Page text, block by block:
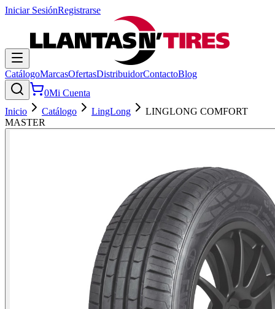
Iniciar SesiónRegistrarse
CatálogoMarcasOfertasDistribuidorContactoBlog
0Mi Cuenta
Inicio
Catálogo LingLong
LINGLONG COMFORT
MASTER